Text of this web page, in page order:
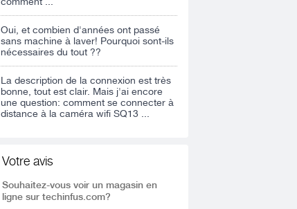
Oui, et combien d'années ont passé
sans machine à laver! Pourquoi sont-ils
nécessaires du tout ??
La description de la connexion est très
bonne, tout est clair. Mais j'ai encore
une question: comment se connecter à
distance à la caméra wifi SQ13 ...
Votre avis
Souhaitez-vous voir un magasin en
ligne sur techinfus.com?